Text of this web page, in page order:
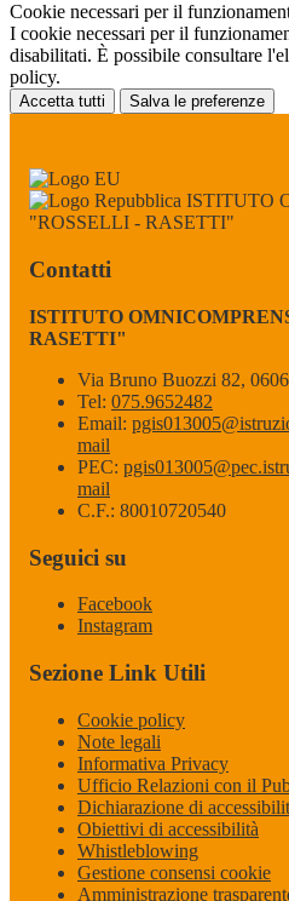
Cookie necessari per il
I cookie necessari per il
disabilitati. È possibile consultare
policy.
Accetta tutti Salva le preferenze
ISTITUTO
"ROSSELLI - RASETTI"
Contatti
ISTITUTO
RASETTI"
Via Bruno Buozzi 82,
Tel: 075.9652482
Email:
mail
PEC:
mail
C.F.: 80010720540
Seguici su
Facebook
Instagram
Sezione Link Utili
Cookie policy
Note legali
Informativa Privacy
Ufficio Relazioni con il
Dichiarazione di
Obiettivi di accessibilità
Whistleblowing
Gestione consensi cookie
Amministrazione